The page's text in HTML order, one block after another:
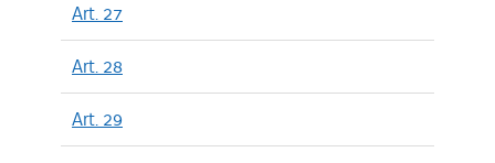
Art. 27
Art. 28
Art. 29